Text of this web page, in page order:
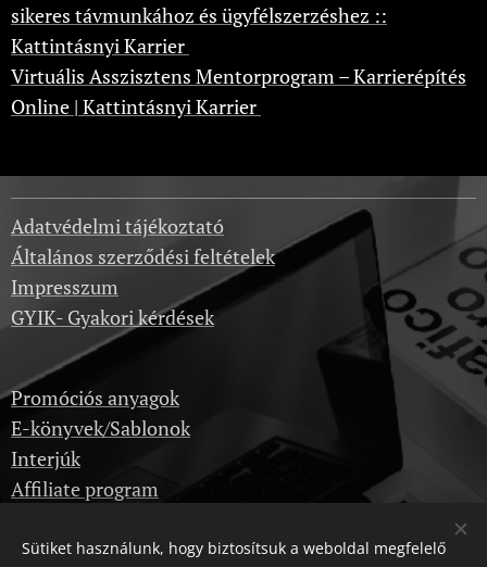
sikeres távmunkához és ügyfélszerzéshez ::
Kattintásnyi Karrier
Virtuális Asszisztens Mentorprogram – Karrierépítés
Online | Kattintásnyi Karrier
Adatvédelmi tájékoztató
Általános szerződési feltételek
Impresszum
GYIK- Gyakori kérdések
Promóciós anyagok
E-könyvek/Sablonok
Interjúk
Affiliate program
Sütiket használunk, hogy biztosítsuk a weboldal megfelelő